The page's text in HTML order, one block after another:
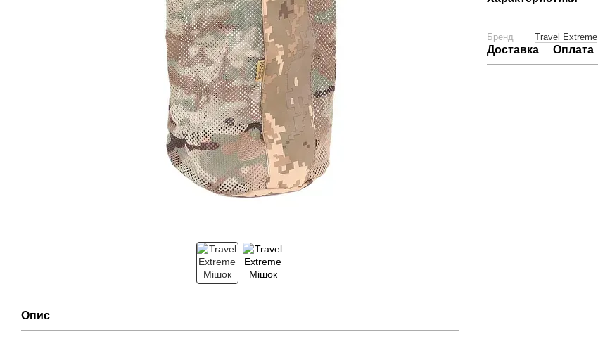
Опис
Бренд Travel Extreme
Доставка Оплата